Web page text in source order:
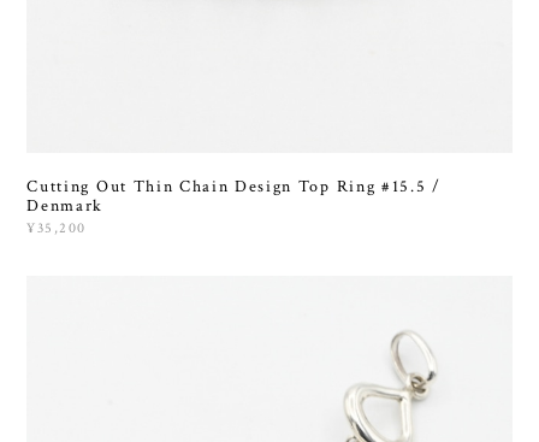
Cutting Out Thin Chain Design Top Ring #15.5 /
Denmark
¥35,200